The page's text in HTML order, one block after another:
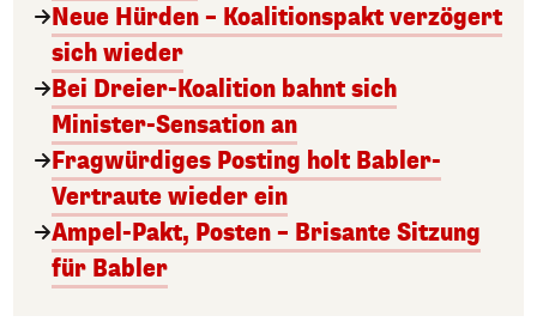
Neue Hürden – Koalitionspakt verzögert
sich wieder
Bei Dreier-Koalition bahnt sich
Minister-Sensation an
Fragwürdiges Posting holt Babler-
Vertraute wieder ein
Ampel-Pakt, Posten – Brisante Sitzung
für Babler